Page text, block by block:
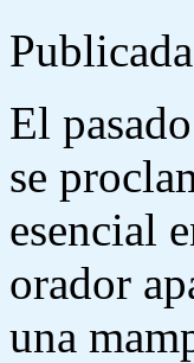
El
se
esencial
orador
una